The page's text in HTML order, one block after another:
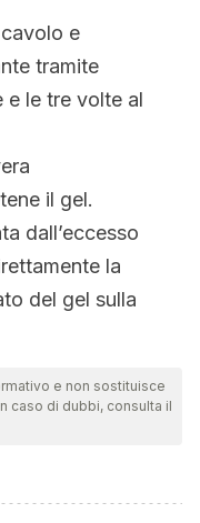
e
tramite
e le tre volte al
il gel.
dall’eccesso
la
del gel sulla
e non sostituisce
caso di dubbi, consulta il